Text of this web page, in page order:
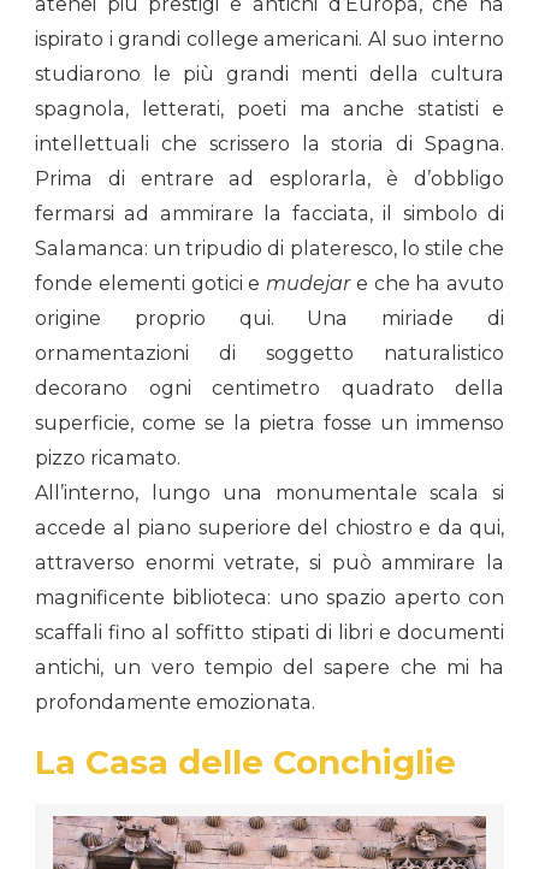
atenei più prestigi e antichi d’Europa, che ha
ispirato i grandi college americani. Al suo interno
studiarono le più grandi menti della cultura
spagnola, letterati, poeti ma anche statisti e
intellettuali che scrissero la storia di Spagna.
Prima di entrare ad esplorarla, è d’obbligo
fermarsi ad ammirare la facciata, il simbolo di
Salamanca: un tripudio di plateresco, lo stile che
fonde elementi gotici e mudejare che ha avuto
origine proprio qui. Una miriade di
ornamentazioni di soggetto naturalistico
decorano ogni centimetro quadrato della
superficie, come se la pietra fosse un immenso
pizzo ricamato.
All’interno, lungo una monumentale scala si
accede al piano superiore del chiostro e da qui,
attraverso enormi vetrate, si può ammirare la
magnificente biblioteca: uno spazio aperto con
scaffali fino al soffitto stipati di libri e documenti
antichi, un vero tempio del sapere che mi ha
profondamente emozionata.
La Casa delle Conchiglie